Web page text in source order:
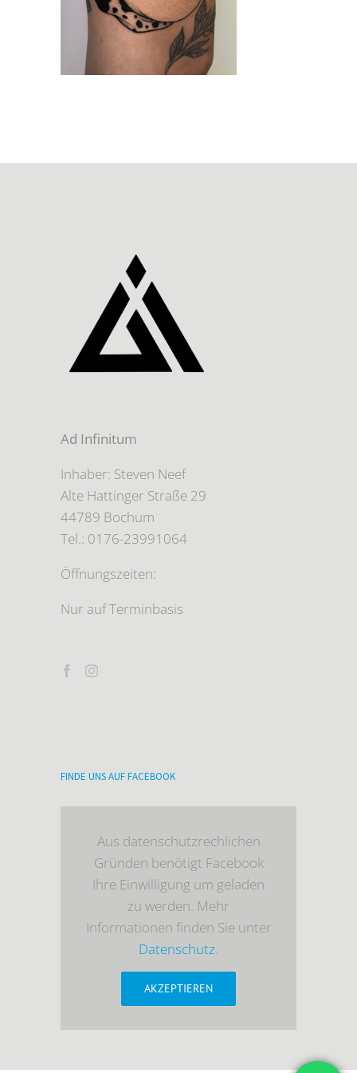
Ad Infinitum
Inhaber: Steven Neef
Alte Hattinger Straße 29
44789 Bochum
Tel.: 0176-23991064
Öffnungszeiten:
Nur auf Terminbasis
FINDE UNS AUF FACEBOOK
Aus datenschutzrechlichen
Gründen benötigt Facebook
Ihre Einwilligung um geladen
zu werden. Mehr
Informationen finden Sie unter
Datenschutz.
AKZEPTIEREN